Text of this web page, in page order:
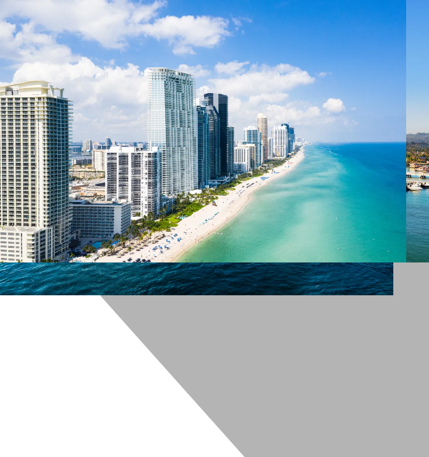
Unvergleichlich lecker
Mit dem Klick auf „geht klar” ermöglichen Sie uns Ihnen über Cookies ein verbessertes Nutzungserlebnis zu
personalisierte Werbung und passende Angebote anzeigen. Über „anpassen” können Sie Ihre persönlichen
Cookies” werden lediglich technisch notwendige Cookies gespeichert.
Anpassen
Datenschutzerklärung
Cookierichtlinie
Impressum
« zurück
Ihre Cookie-Präferenzen verwalten
Wählen Sie, welche Cookies Sie auf check24.de akzeptieren.
Die Cookierichtlinie finden Siehier.
Notwendig